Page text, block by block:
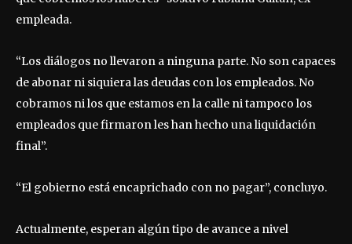
empleada.
“Los diálogos no llevaron a ninguna parte. No son capaces
de abonar ni siquiera las deudas con los empleados. No
cobramos ni los que estamos en la calle ni tampoco los
empleados que firmaron les han hecho una liquidación
final”.
“El gobierno está encaprichado con no pagar”, concluyo.
Actualmente, esperan algún tipo de avance a nivel